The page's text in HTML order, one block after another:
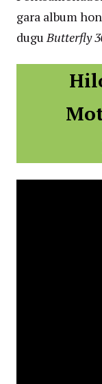
gara album
duguButterfly